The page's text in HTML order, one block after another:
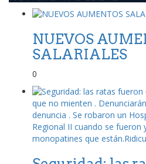
NUEVOS
SALARIALES
0